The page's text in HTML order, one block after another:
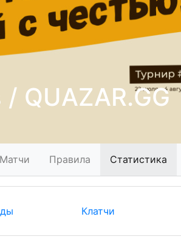
QUAZAR.GG
Матчи Правила Статистика
Клатчи